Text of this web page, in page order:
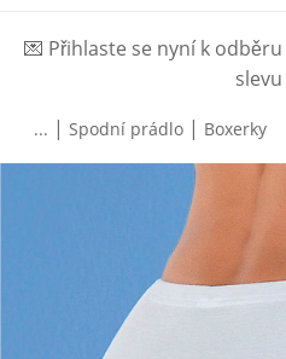
💌 Přihlaste se nyní k odběru
slevu
... | Spodní prádlo | Boxerky